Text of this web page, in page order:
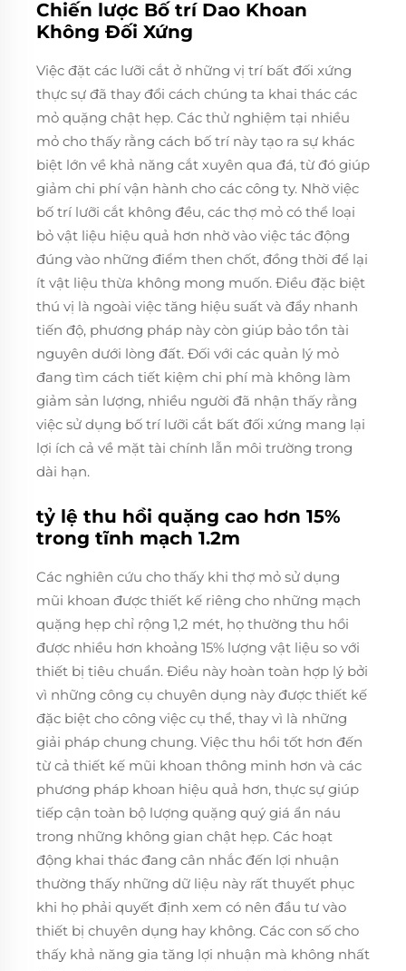
Chiến lược Bố trí Dao Khoan
Không Đối Xứng
Việc đặt các lưỡi cắt ở những vị trí bất đối xứng
thực sự đã thay đổi cách chúng ta khai thác các
mỏ quặng chật hẹp. Các thử nghiệm tại nhiều
mỏ cho thấy rằng cách bố trí này tạo ra sự khác
biệt lớn về khả năng cắt xuyên qua đá, từ đó giúp
giảm chi phí vận hành cho các công ty. Nhờ việc
bố trí lưỡi cắt không đều, các thợ mỏ có thể loại
bỏ vật liệu hiệu quả hơn nhờ vào việc tác động
đúng vào những điểm then chốt, đồng thời để lại
ít vật liệu thừa không mong muốn. Điều đặc biệt
thú vị là ngoài việc tăng hiệu suất và đẩy nhanh
tiến độ, phương pháp này còn giúp bảo tồn tài
nguyên dưới lòng đất. Đối với các quản lý mỏ
đang tìm cách tiết kiệm chi phí mà không làm
giảm sản lượng, nhiều người đã nhận thấy rằng
việc sử dụng bố trí lưỡi cắt bất đối xứng mang lại
lợi ích cả về mặt tài chính lẫn môi trường trong
dài hạn.
tỷ lệ thu hồi quặng cao hơn 15%
trong tĩnh mạch 1.2m
Các nghiên cứu cho thấy khi thợ mỏ sử dụng
mũi khoan được thiết kế riêng cho những mạch
quặng hẹp chỉ rộng 1,2 mét, họ thường thu hồi
được nhiều hơn khoảng 15% lượng vật liệu so với
thiết bị tiêu chuẩn. Điều này hoàn toàn hợp lý bởi
vì những công cụ chuyên dụng này được thiết kế
đặc biệt cho công việc cụ thể, thay vì là những
giải pháp chung chung. Việc thu hồi tốt hơn đến
từ cả thiết kế mũi khoan thông minh hơn và các
phương pháp khoan hiệu quả hơn, thực sự giúp
tiếp cận toàn bộ lượng quặng quý giá ẩn náu
trong những không gian chật hẹp. Các hoạt
động khai thác đang cân nhắc đến lợi nhuận
thường thấy những dữ liệu này rất thuyết phục
khi họ phải quyết định xem có nên đầu tư vào
thiết bị chuyên dụng hay không. Các con số cho
thấy khả năng gia tăng lợi nhuận mà không nhất